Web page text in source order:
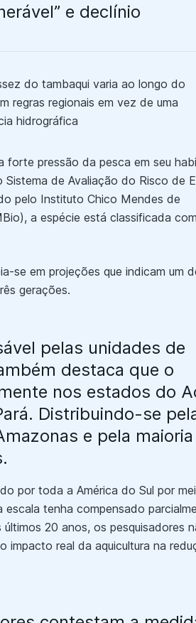
e declínio
forte pressão da pesca em seu
de Avaliação do Risco de
pelo Instituto Chico Mendes de
a espécie está classificada
se em projeções que indicam um
gerações.
pelas unidades de
destaca que o
nos estados do
Distribuindo-se
e pela
por toda a América do Sul por
escala tenha compensado
20 anos, os pesquisadores
impacto real da aquicultura na